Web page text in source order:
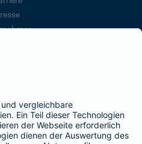
werden